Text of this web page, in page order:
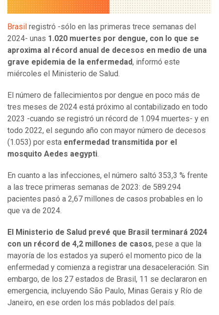
Brasil registró -sólo en las primeras trece semanas del
2024- unas 1.020 muertes por dengue, con lo que se
aproxima al récord anual de decesos en medio de una
grave epidemia de la enfermedad, informó este
miércoles el Ministerio de Salud.
El número de fallecimientos por dengue en poco más de
tres meses de 2024 está próximo al contabilizado en todo
2023 -cuando se registró un récord de 1.094 muertes- y en
todo 2022, el segundo año con mayor número de decesos
(1.053) por esta enfermedad transmitida por el
mosquito Aedes aegypti.
En cuanto a las infecciones, el número saltó 353,3 % frente
a las trece primeras semanas de 2023: de 589.294
pacientes pasó a 2,67 millones de casos probables en lo
que va de 2024.
El Ministerio de Salud prevé que Brasil terminará 2024
con un récord de 4,2 millones de casos, pese a que la
mayoría de los estados ya superó el momento pico de la
enfermedad y comienza a registrar una desaceleración. Sin
embargo, de los 27 estados de Brasil, 11 se declararon en
emergencia, incluyendo São Paulo, Minas Gerais y Río de
Janeiro, en ese orden los más poblados del país.